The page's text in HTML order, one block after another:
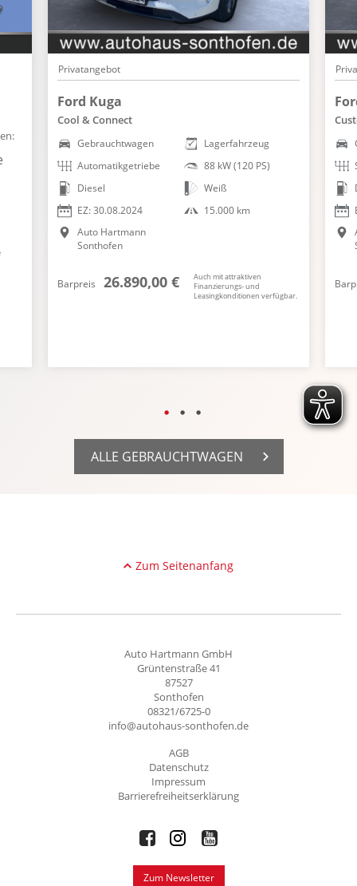
Privatangebot
Ford Kuga
Cool & Connect
Gebrauchtwagen
Automatikgetriebe
Diesel
EZ: 30.08.2024
Auto Hartmann
Sonthofen
Lagerfahrzeug
88 kW (120 PS)
Weiß
15.000 km
Barpreis 26.890,00 €
Auch mit attraktiven
Finanzierungs- und
Leasingkonditionen verfügbar.
ALLE GEBRAUCHTWAGEN
Zum Seitenanfang
Auto Hartmann GmbH
Grüntenstraße 41
87527
Sonthofen
08321/6725-0
info@autohaus-sonthofen.de
AGB
Datenschutz
Impressum
Barrierefreiheitserklärung
Zum Newsletter